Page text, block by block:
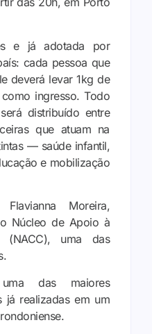
e já adotada por
cada pessoa que
deverá levar 1kg de
ingresso. Todo
distribuído entre
que atuam na
— saúde infantil,
e mobilização
Moreira,
Núcleo de Apoio à
(NACC), uma das
das maiores
já realizadas em um